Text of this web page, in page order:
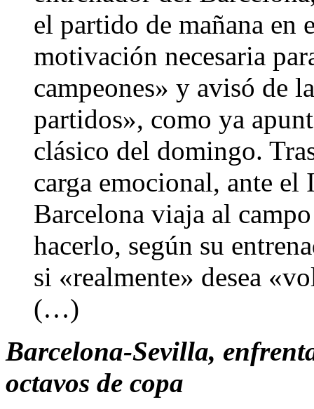
el partido de mañana en
motivación necesaria
campeones» y avisó de
partidos», como ya
clásico del domingo.
carga emocional, ante
Barcelona viaja al
hacerlo, según su
si «realmente» desea
(…)
Barcelona-Sevilla,
octavos de copa